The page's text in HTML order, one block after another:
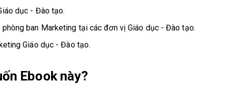
dục - Đào tạo.
ban Marketing tại các đơn vị Giáo dục - Đào tạo.
Giáo dục - Đào tạo.
Ebook này?